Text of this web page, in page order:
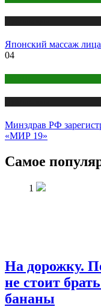
Японский массаж лица
04
Минздрав РФ
«МИР 19»
Самое
1
На дорожку.
не стоит
бананы